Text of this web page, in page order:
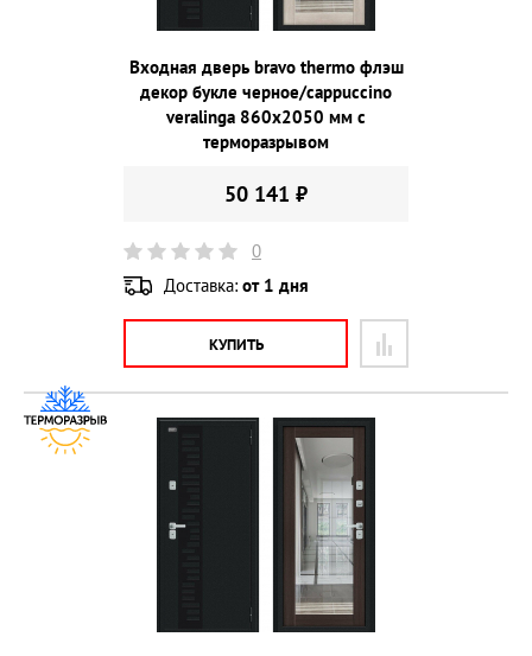
Входная дверь bravo thermo флэш
декор букле черное/cappuccino
veralinga 860х2050 мм с
терморазрывом
50 141 ₽
0
Доставка: от 1 дня
КУПИТЬ